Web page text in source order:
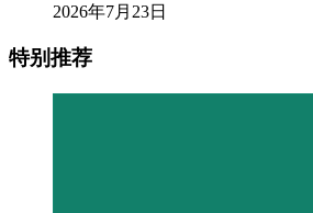
2026年7月23日
特别推荐